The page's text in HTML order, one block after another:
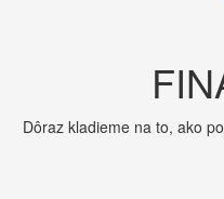
Dôraz kladieme na to, ako